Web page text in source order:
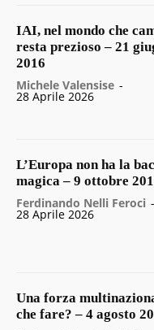
IAI, nel mondo che
resta prezioso – 21
2016
Michele Valensise -
28 Aprile 2026
L’Europa non ha la
magica – 9 ottobre
Ferdinando Nelli Feroci -
28 Aprile 2026
Una forza
che fare? – 4 agosto